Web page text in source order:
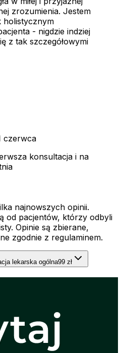
zrozumienia. Jestem
holistycznym
- nigdzie indziej
z tak szczegółowymi
czerwca
konsultacja i na
najnowszych opinii.
od pacjentów, którzy odbyli
Opinie są zbierane,
zgodnie z regulaminem.
lekarska ogólna99 zł